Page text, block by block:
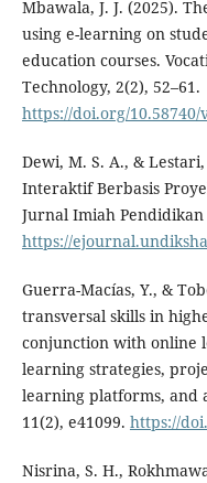
Mbawala, J. J. (2025).
using e-learning on
education courses.
Technology, 2(2), 52–61.
https://doi.org/10.58740/
Dewi, M. S. A., &
Interaktif Berbasis
Jurnal Imiah Pendidikan
https://
Guerra-Macías, Y., &
transversal skills in
conjunction with online
learning strategies,
learning platforms, and
11(2), e41099. https://
Nisrina, S. H.,